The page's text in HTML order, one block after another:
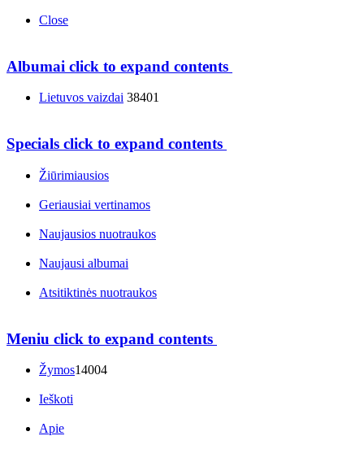
Close
Albumai click to expand contents
Lietuvos vaizdai 38401
Specials click to expand contents
Žiūrimiausios
Geriausiai vertinamos
Naujausios nuotraukos
Naujausi albumai
Atsitiktinės nuotraukos
Meniu click to expand contents
Žymos14004
Ieškoti
Apie